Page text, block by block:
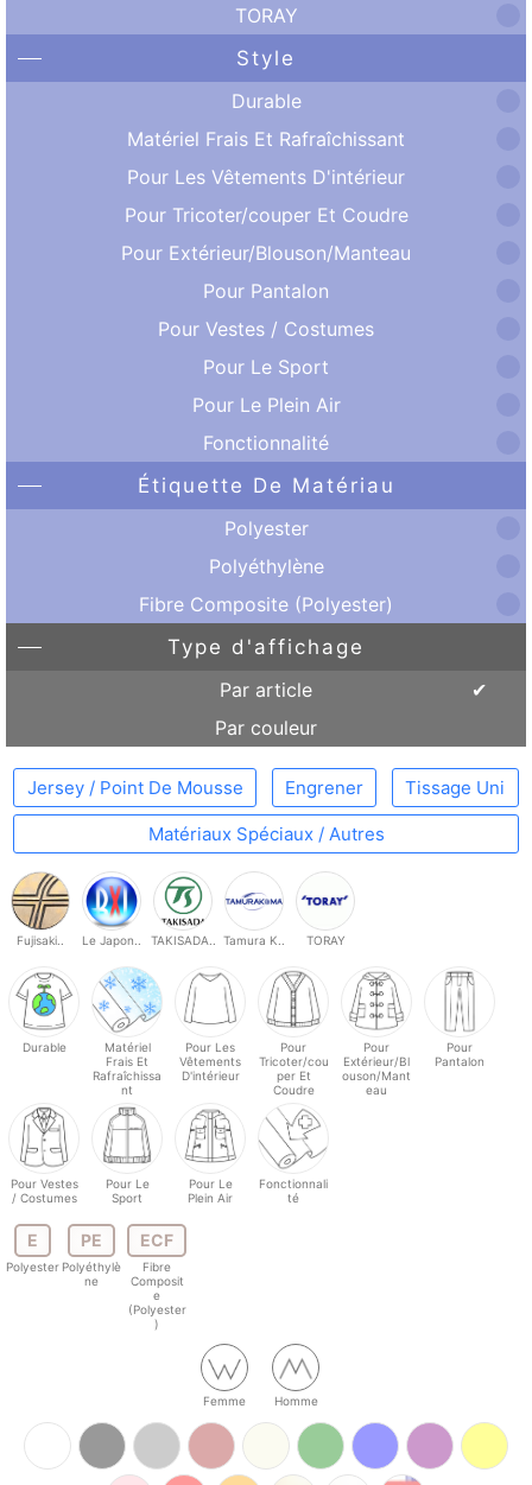
TORAY
Style
Durable
Matériel Frais Et Rafraîchissant
Pour Les Vêtements D'intérieur
Pour Tricoter/couper Et Coudre
Pour Extérieur/Blouson/Manteau
Pour Pantalon
Pour Vestes / Costumes
Pour Le Sport
Pour Le Plein Air
Fonctionnalité
Étiquette De Matériau
Polyester
Polyéthylène
Fibre Composite (Polyester)
Type d'affichage
Par article
Par couleur
Jersey / Point De Mousse Engrener Tissage Uni
Matériaux Spéciaux / Autres
Fujisaki.. Le Japon.. TAKISADA.. Tamura K.. TORAY
Durable
Matériel
Frais Et
Rafraîchissa
nt
Pour Les
Vêtements
D'intérieur
Pour
Tricoter/cou
per Et
Coudre
Pour
Extérieur/Bl
ouson/Mant
eau
Pour
Pantalon
Pour Vestes
/ Costumes
Pour Le
Sport
Pour Le
Plein Air
Fonctionnali
té
E
Polyester
PE
Polyéthylè
ne
ECF
Fibre
Composit
e
(Polyester
)
Femme Homme